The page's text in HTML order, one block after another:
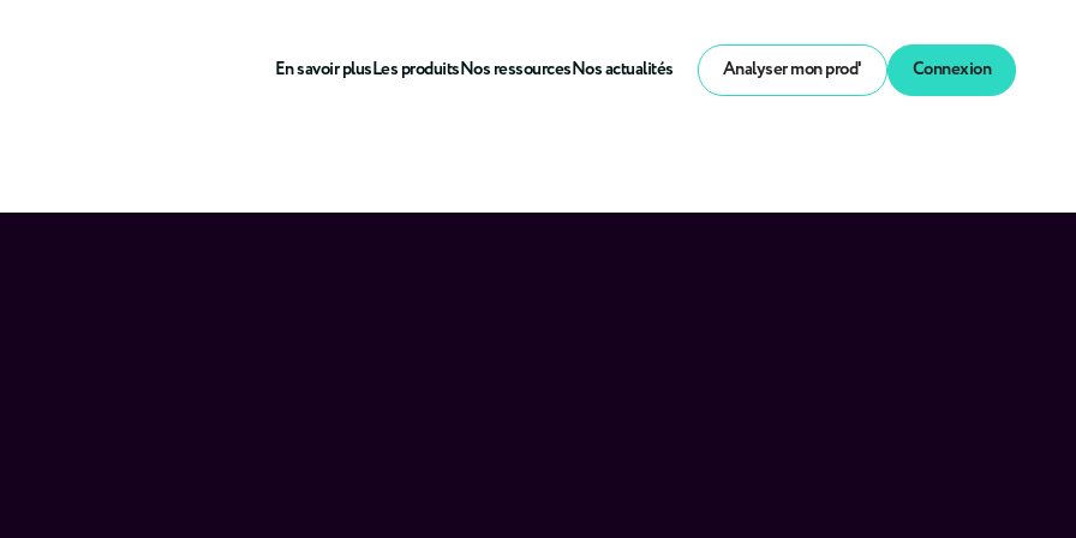
En savoir plusLes produitsNos ressourcesNos actualités Analyser mon prod' Connexion